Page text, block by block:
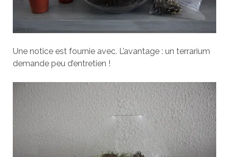
Une notice est fournie avec. L’avantage : un terrarium
demande peu d’entretien !